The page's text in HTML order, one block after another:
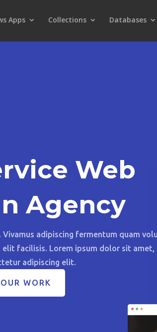
Apps Collections Databases
Web
Agency
adipiscing fermentum quam
facilisis. Lorem ipsum dolor sit amet,
adipiscing elit.
OUR WORK